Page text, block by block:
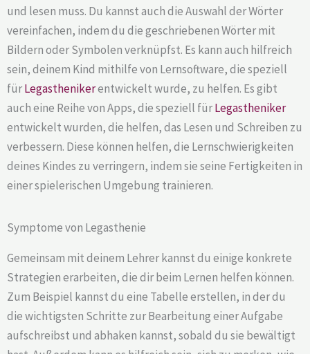
und lesen muss. Du kannst auch die Auswahl der Wörter
vereinfachen, indem du die geschriebenen Wörter mit
Bildern oder Symbolen verknüpfst. Es kann auch hilfreich
sein, deinem Kind mithilfe von Lernsoftware, die speziell
fürLegasthenikerentwickelt wurde, zu helfen. Es gibt
auch eine Reihe von Apps, die speziell fürLegastheniker
entwickelt wurden, die helfen, das Lesen und Schreiben zu
verbessern. Diese können helfen, die Lernschwierigkeiten
deines Kindes zu verringern, indem sie seine Fertigkeiten in
einer spielerischen Umgebung trainieren.
Symptome von Legasthenie
Gemeinsam mit deinem Lehrer kannst du einige konkrete
Strategien erarbeiten, die dir beim Lernen helfen können.
Zum Beispiel kannst du eine Tabelle erstellen, in der du
die wichtigsten Schritte zur Bearbeitung einer Aufgabe
aufschreibst und abhaken kannst, sobald du sie bewältigt